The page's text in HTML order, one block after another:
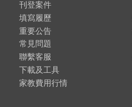
刊登案件
填寫履歷
重要公告
常見問題
聯繫客服
下載及工具
家教費用行情